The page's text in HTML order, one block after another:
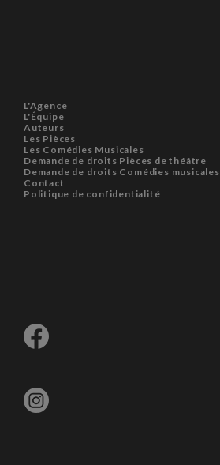
L'Agence
L'Équipe
Auteurs
Les Pièces
Les Comédies Musicales
Demande de droits Pièces de théâtre
Demande de droits Comédies musicales
Contact
Politique de confidentialité